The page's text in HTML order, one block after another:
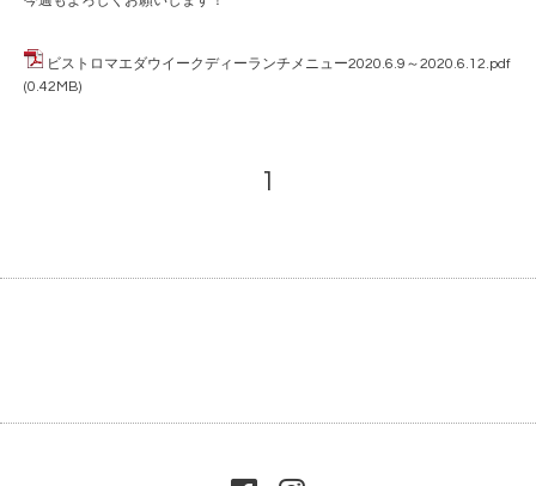
ビストロマエダウイークディーランチメニュー2020.6.9～2020.6.12.pdf
(0.42MB)
1